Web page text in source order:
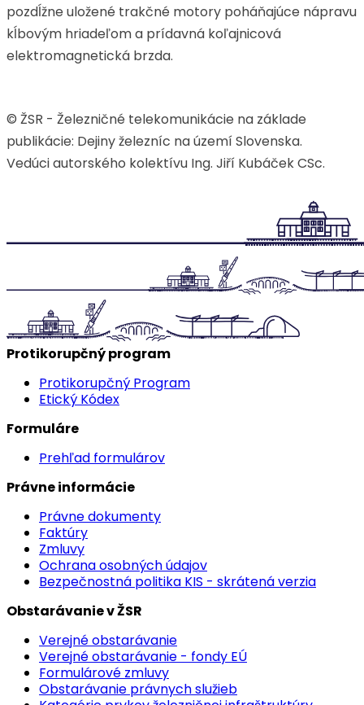
pozdĺžne uložené trakčné motory poháňajúce nápravu
kĺbovým hriadeľom a prídavná koľajnicová
elektromagnetická brzda.
© ŽSR - Železničné telekomunikácie na základe
publikácie: Dejiny železníc na území Slovenska.
Vedúci autorského kolektívu Ing. Jiří Kubáček CSc.
Protikorupčný program
Protikorupčný Program
Etický Kódex
Formuláre
Prehľad formulárov
Právne informácie
Právne dokumenty
Faktúry
Zmluvy
Ochrana osobných údajov
Bezpečnostná politika KIS - skrátená verzia
Obstarávanie v ŽSR
Verejné obstarávanie
Verejné obstarávanie - fondy EÚ
Formulárové zmluvy
Obstarávanie právnych služieb